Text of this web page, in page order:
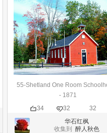
55-Shetland One Room
- 1871
34
32
32
华石红枫
收集到醉人秋色